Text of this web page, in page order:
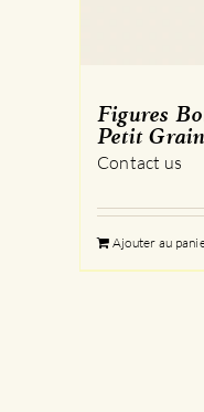
Figures
Petit Grain
Contact us
Ajouter au